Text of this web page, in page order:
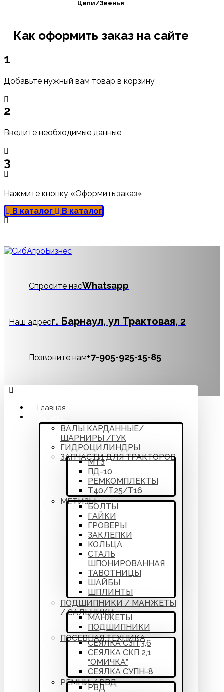
Цепи/Звенья
Как оформить заказ на сайте
1
Добавьте нужный вам товар в корзину
2
Введите необходимые данные
3
Нажмите кнопку «Оформить заказ»
В каталог
В каталог
Спросите насWhatsapp
Наш адресг. Барнаул, ул Трактовая, 2
Позвоните нам‪+7-905-925-15-85
Главная
ВАЛЫ КАРДАННЫЕ/
ШАРНИРЫ /ГУК
ГИДРОЦИЛИНДРЫ
ЗАПЧАСТИ ДЛЯ ТРАКТОРОВ
МТЗ
ПД-10
РЕМКОМПЛЕКТЫ
Т40/Т25/Т16
МЕТИЗЫ
БОЛТЫ
ГАЙКИ
ГРОВЕРЫ
ЗАКЛЕПКИ
КОЛЬЦА
СТАЛЬ
ШПОНИРОВАННАЯ
ТАВОТНИЦЫ
ШАЙБЫ
ШПЛИНТЫ
ПОДШИПНИКИ / МАНЖЕТЫ
/ САЛЬНИКИ
МАНЖЕТЫ
ПОДШИПНИКИ
ПОСЕВНАЯ ТЕХНИКА
СЕЯЛКА СЗП 3,6
СЕЯЛКА СКП 2,1
“ОМИЧКА”
СЕЯЛКА СУПН-8
РЕМНИ / РВД
РВД